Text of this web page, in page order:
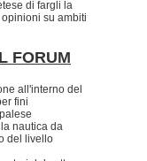
di fargli la
su ambiti
FORUM
all'interno del
fini
nautica da
del livello